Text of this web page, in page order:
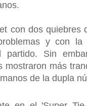
con dos quiebres
y con la
partido. Sin
mostraron más
de la dupla